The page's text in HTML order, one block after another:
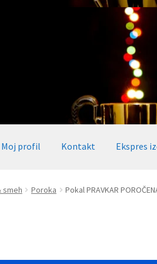
Moj profil Kontakt Ekspres
24h Embed iList Galerija medalje
smeh Poroka Pokal PRAVKAR